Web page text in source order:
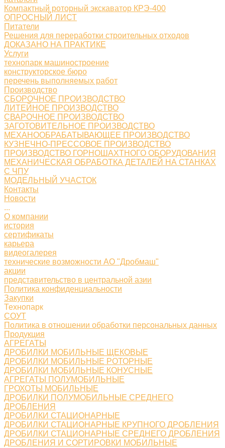
Компактный роторный экскаватор КРЭ-400
ОПРОСНЫЙ ЛИСТ
Питатели
Решения для переработки строительных отходов
ДОКАЗАНО НА ПРАКТИКЕ
Услуги
технопарк машиностроение
конструкторское бюро
перечень выполняемых работ
Производство
СБОРОЧНОЕ ПРОИЗВОДСТВО
ЛИТЕЙНОЕ ПРОИЗВОДСТВО
СВАРОЧНОЕ ПРОИЗВОДСТВО
ЗАГОТОВИТЕЛЬНОЕ ПРОИЗВОДСТВО
МЕХАНООБРАБАТЫВАЮЩЕЕ ПРОИЗВОДСТВО
КУЗНЕЧНО-ПРЕССОВОЕ ПРОИЗВОДСТВО
ПРОИЗВОДСТВО ГОРНОШАХТНОГО ОБОРУДОВАНИЯ
МЕХАНИЧЕСКАЯ ОБРАБОТКА ДЕТАЛЕЙ НА СТАНКАХ
С ЧПУ
МОДЕЛЬНЫЙ УЧАСТОК
Контакты
Новости
...
О компании
история
сертификаты
карьера
видеогалерея
технические возможности АО "Дробмаш"
акции
представительство в центральной азии
Политика конфиденциальности
Закупки
Технопарк
СОУТ
Политика в отношении обработки персональных данных
Продукция
АГРЕГАТЫ
ДРОБИЛКИ МОБИЛЬНЫЕ ЩЕКОВЫЕ
ДРОБИЛКИ МОБИЛЬНЫЕ РОТОРНЫЕ
ДРОБИЛКИ МОБИЛЬНЫЕ КОНУСНЫЕ
АГРЕГАТЫ ПОЛУМОБИЛЬНЫЕ
ГРОХОТЫ МОБИЛЬНЫЕ
ДРОБИЛКИ ПОЛУМОБИЛЬНЫЕ СРЕДНЕГО
ДРОБЛЕНИЯ
ДРОБИЛКИ СТАЦИОНАРНЫЕ
ДРОБИЛКИ СТАЦИОНАРНЫЕ КРУПНОГО ДРОБЛЕНИЯ
ДРОБИЛКИ СТАЦИОНАРНЫЕ СРЕДНЕГО ДРОБЛЕНИЯ
ДРОБЛЕНИЯ И СОРТИРОВКИ МОБИЛЬНЫЕ